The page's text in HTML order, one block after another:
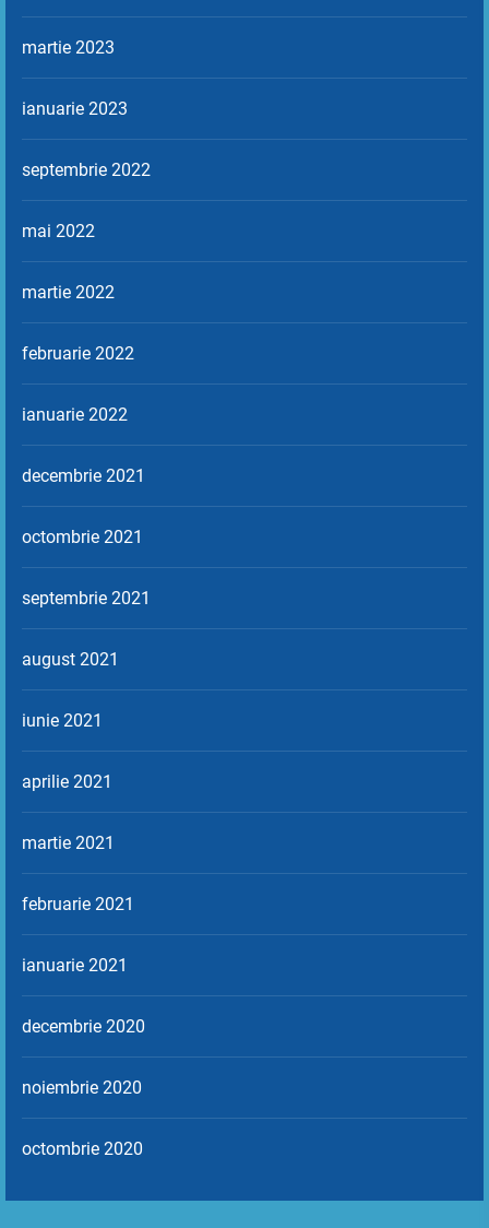
martie 2023
ianuarie 2023
septembrie 2022
mai 2022
martie 2022
februarie 2022
ianuarie 2022
decembrie 2021
octombrie 2021
septembrie 2021
august 2021
iunie 2021
aprilie 2021
martie 2021
februarie 2021
ianuarie 2021
decembrie 2020
noiembrie 2020
octombrie 2020